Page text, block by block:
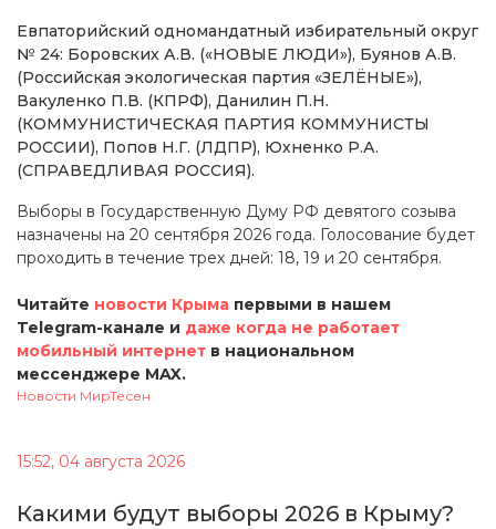
Евпаторийский одномандатный избирательный округ
№ 24: Боровских А.В. («НОВЫЕ ЛЮДИ»), Буянов А.В.
(Российская экологическая партия «ЗЕЛЁНЫЕ»),
Вакуленко П.В. (КПРФ), Данилин П.Н.
(КОММУНИСТИЧЕСКАЯ ПАРТИЯ КОММУНИСТЫ
РОССИИ), Попов Н.Г. (ЛДПР), Юхненко Р.А.
(СПРАВЕДЛИВАЯ РОССИЯ).
Выборы в Государственную Думу РФ девятого созыва
назначены на 20 сентября 2026 года. Голосование будет
проходить в течение трех дней: 18, 19 и 20 сентября.
Читайте новости Крыма первыми в нашем
Telegram-канале и даже когда не работает
мобильный интернет в национальном
мессенджере MAX.
Новости МирТесен
15:52, 04 августа 2026
Какими будут выборы 2026 в Крыму?